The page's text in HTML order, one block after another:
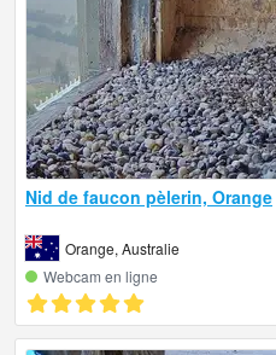
Nid de faucon pèlerin, Orange
Orange, Australie
Webcam en ligne